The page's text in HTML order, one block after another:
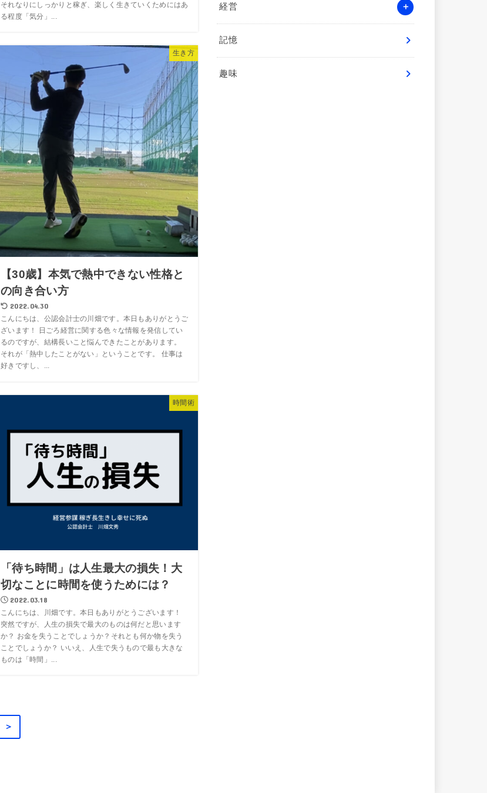
それなりにしっかりと稼ぎ、楽しく生きていくためにはあ
る程度「気分」...
生き方
【30歳】本気で熱中できない性格と
の向き合い方
2022.04.30
こんにちは、公認会計士の川畑です。本日もありがとうご
ざいます！ 日ごろ経営に関する色々な情報を発信してい
るのですが、結構長いこと悩んできたことがあります。
それが「熱中したことがない」ということです。 仕事は
好きですし、...
時間術
「待ち時間」は人生最大の損失！大
切なことに時間を使うためには？
2022.03.18
こんにちは、川畑です。本日もありがとうございます！
突然ですが、人生の損失で最大のものは何だと思います
か？ お金を失うことでしょうか？それとも何か物を失う
ことでしょうか？ いいえ、人生で失うもので最も大きな
ものは「時間」...
＞
経営
記憶
趣味